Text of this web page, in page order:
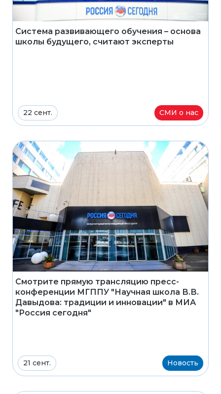
Система развивающего обучения – основа
школы будущего, считают эксперты
22 сент. СМИ о нас
Смотрите прямую трансляцию пресс-
конференции МГППУ "Научная школа В.В.
Давыдова: традиции и инновации" в МИА
"Россия сегодня"
21 сент. Новость